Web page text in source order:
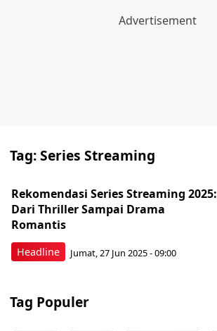
Tag:Series Streaming
Headline
Rekomendasi Series Streaming 2025:
Dari Thriller Sampai Drama
Romantis
Jumat, 27 Jun 2025 - 09:00
Tag Populer